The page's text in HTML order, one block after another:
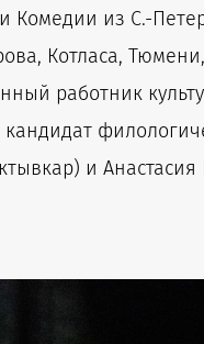
из С.-
Котласа,
работник
и